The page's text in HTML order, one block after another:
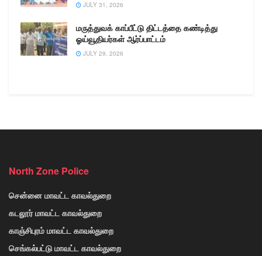
JULY 31, 2026
மருத்துவக் காப்பீட்டு திட்டத்தை கண்டித்து
ஓய்வூதியர்கள் ஆர்ப்பாட்டம்
JULY 29, 2026
North Zone Police
சென்னை மாவட்ட காவல்துறை
கடலூர் மாவட்ட காவல்துறை
காஞ்சிபுரம் மாவட்ட காவல்துறை
செங்கல்பட்டு மாவட்ட காவல்துறை